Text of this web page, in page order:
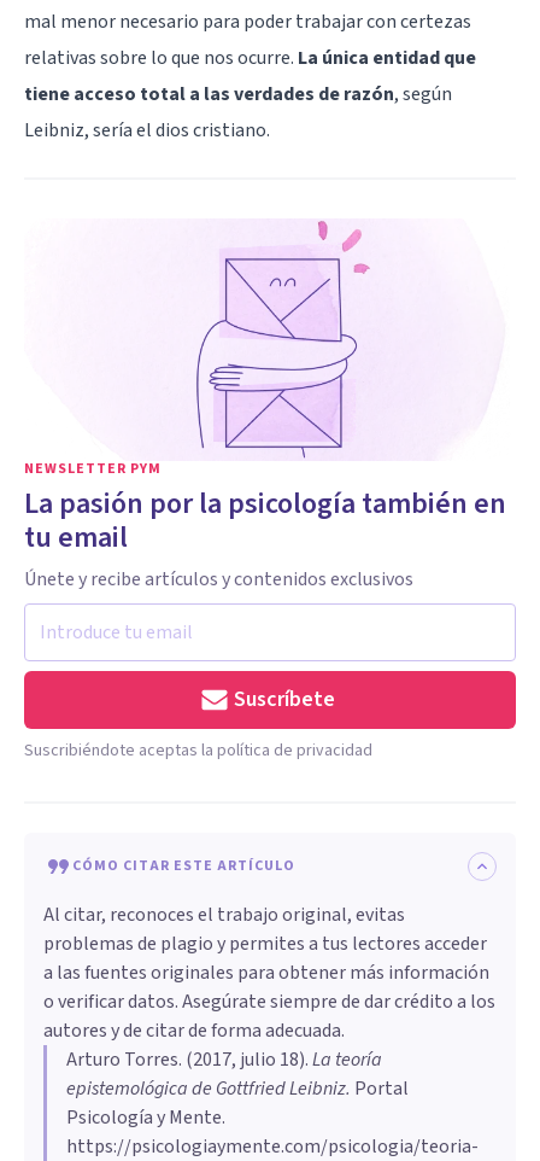
mal menor necesario para poder trabajar con certezas
relativas sobre lo que nos ocurre. La única entidad que
tiene acceso total a las verdades de razón, según
Leibniz, sería el dios cristiano.
NEWSLETTER PYM
La pasión por la psicología también en
tu email
Únete y recibe artículos y contenidos exclusivos
Suscríbete
Suscribiéndote aceptas la política de privacidad
CÓMO CITAR ESTE ARTÍCULO
Al citar, reconoces el trabajo original, evitas
problemas de plagio y permites a tus lectores acceder
a las fuentes originales para obtener más información
o verificar datos. Asegúrate siempre de dar crédito a los
autores y de citar de forma adecuada.
Arturo Torres. (2017, julio 18).​La teoría
epistemológica de Gottfried Leibniz. Portal
Psicología y Mente.
https://psicologiaymente.com/psicologia/teoria-